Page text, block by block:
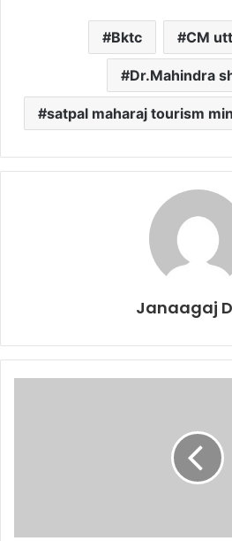
Bktc CM
Dr.Mahindra
satpal maharaj tourism
Janaagaj